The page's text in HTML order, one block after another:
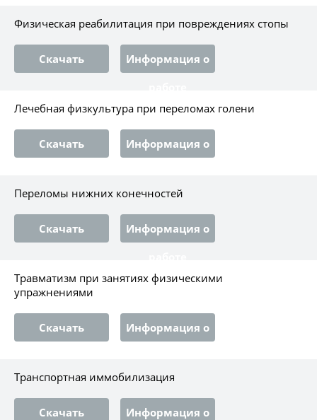
Физическая реабилитация при повреждениях стопы
Скачать
Информация о
Лечебная физкультура при переломах голени
Скачать
Информация о
Переломы нижних конечностей
Скачать
Информация о
Травматизм при занятиях физическими
упражнениями
Скачать
Информация о
Транспортная иммобилизация
Скачать
Информация о